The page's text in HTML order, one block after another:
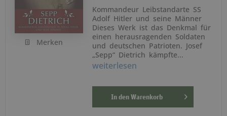
Merken
Kommandeur Leibstandarte SS
Adolf Hitler und seine Männer
Dieses Werk ist das Denkmal für
einen herausragenden Soldaten
und deutschen Patrioten. Josef
„Sepp“ Dietrich kämpfte...
weiterlesen
In den Warenkorb